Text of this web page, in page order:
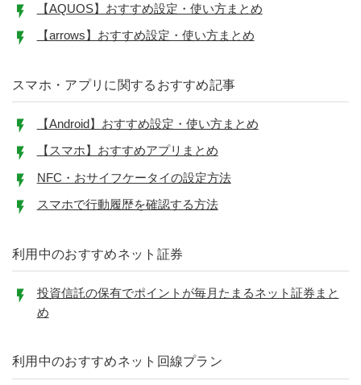
【AQUOS】おすすめ設定・使い方まとめ
【arrows】おすすめ設定・使い方まとめ
スマホ・アプリに関するおすすめ記事
【Android】おすすめ設定・使い方まとめ
【スマホ】おすすめアプリまとめ
NFC・おサイフケータイの設定方法
スマホで行動履歴を確認する方法
利用中のおすすめネット証券
投資信託の保有でポイントが毎月たまるネット証券まと
め
利用中のおすすめネット回線プラン